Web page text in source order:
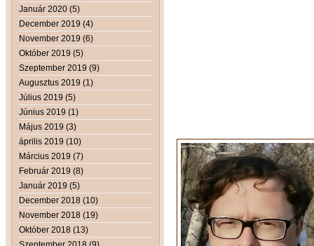
Január 2020 (5)
December 2019 (4)
November 2019 (6)
Október 2019 (5)
Szeptember 2019 (9)
Augusztus 2019 (1)
Július 2019 (5)
Június 2019 (1)
Május 2019 (3)
április 2019 (10)
Március 2019 (7)
Február 2019 (8)
Január 2019 (5)
December 2018 (10)
November 2018 (19)
Október 2018 (13)